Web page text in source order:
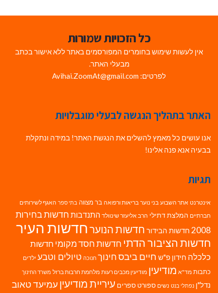
כל הזכויות שמורות
אין לעשות שימוש בחומרים המפורסמים באתר ללא אישור בכתב
מבעלי האתר.
לפרטים: Avihai.ZoomAt@gmail.com
האתר בתהליך הנגשה לבעלי מוגבלויות
אנו עושים כל מאמץ להשלים את הנגשת האתר! במידה ונתקלת
בבעיה אנא פנה אלינו!
תגיות
אינטרנט אתר השבוע בני נוער בריאות ורפואה בר מצווה בתי ספר האגף לשירותים
חברתיים המלצת דתילי הרב אליעזר שינוולד התנדבות חדשות בחירות
2008 חדשות הבידור חדשות הנוערחדשות העיר
חדשות הציבור הדתי חדשות חסד מקומי חדשות
כלכלה חידון פ"ש חיים ביבסחינוך חנוכה טיולים וטבע ילדים
כתבות מד"א מודיעין מודיעין מכבים רעות מלחמת חרבות ברזל משרד החינוך
נדל"ן נפתלי בנט נשים ספורט ספרים עיריית מודיעין עמיעד טאוב